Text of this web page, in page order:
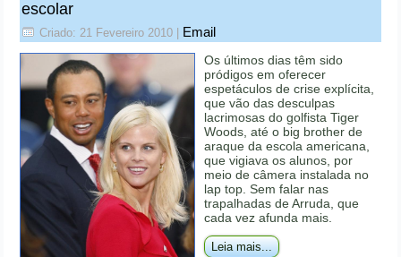
escolar
Criado: 21 Fevereiro 2010 Email
Os últimos dias têm sido
pródigos em oferecer
espetáculos de crise explícita,
que vão das desculpas
lacrimosas do golfista Tiger
Woods, até o big brother de
araque da escola americana,
que vigiava os alunos, por
meio de câmera instalada no
lap top. Sem falar nas
trapalhadas de Arruda, que
cada vez afunda mais.
Leia mais...